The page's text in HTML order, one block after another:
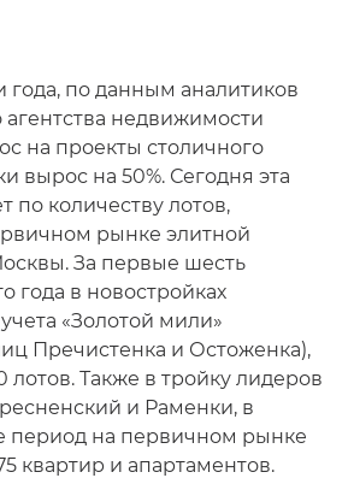
года, по данным аналитиков
недвижимости
на проекты столичного
вырос на 50%. Сегодня эта
по количеству лотов,
рынке элитной
За первые шесть
года в новостройках
«Золотой мили»
Пречистенка и Остоженка),
лотов. Также в тройку лидеров
и Раменки, в
период на первичном рынке
квартир и апартаментов.